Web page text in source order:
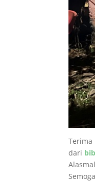
Terima
dari